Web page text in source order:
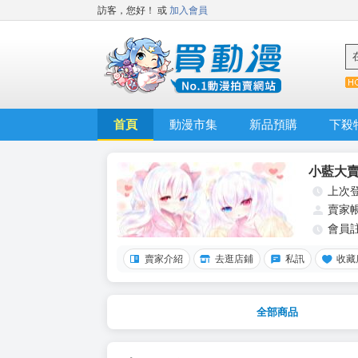
訪客，您好！ 或 加入會員
首頁 動漫市集 新品預購 下殺
小藍大
上次
賣家
會員
賣家介紹 去逛店鋪 私訊 收藏
全部商品